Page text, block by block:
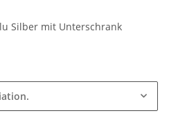
Silber mit Unterschrank